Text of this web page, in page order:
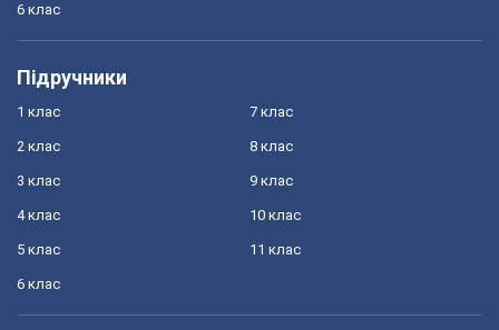
6 клас
Підручники
1 клас
2 клас
3 клас
4 клас
5 клас
6 клас
7 клас
8 клас
9 клас
10 клас
11 клас